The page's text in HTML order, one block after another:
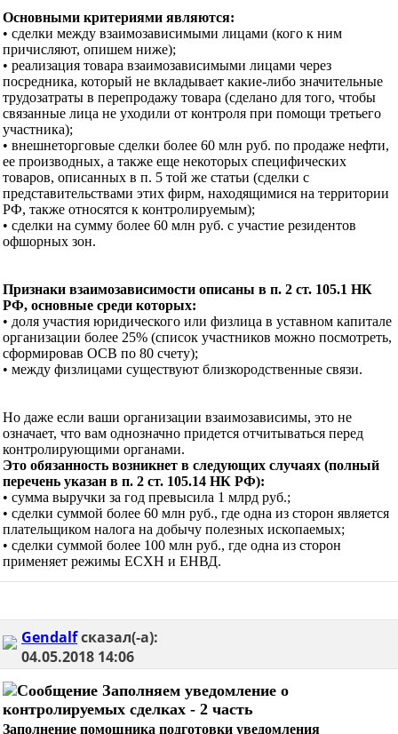
Основными критериями являются:
• сделки между взаимозависимыми лицами (кого к ним
причисляют, опишем ниже);
• реализация товара взаимозависимыми лицами через
посредника, который не вкладывает какие-либо значительные
трудозатраты в перепродажу товара (сделано для того, чтобы
связанные лица не уходили от контроля при помощи третьего
участника);
• внешнеторговые сделки более 60 млн руб. по продаже нефти,
ее производных, а также еще некоторых специфических
товаров, описанных в п. 5 той же статьи (сделки с
представительствами этих фирм, находящимися на территории
РФ, также относятся к контролируемым);
• сделки на сумму более 60 млн руб. с участие резидентов
офшорных зон.
Признаки взаимозависимости описаны в п. 2 ст. 105.1 НК
РФ, основные среди которых:
• доля участия юридического или физлица в уставном капитале
организации более 25% (список участников можно посмотреть,
сформировав ОСВ по 80 счету);
• между физлицами существуют близкородственные связи.
Но даже если ваши организации взаимозависимы, это не
означает, что вам однозначно придется отчитываться перед
контролирующими органами.
Это обязанность возникнет в следующих случаях (полный
перечень указан в п. 2 ст. 105.14 НК РФ):
• сумма выручки за год превысила 1 млрд руб.;
• сделки суммой более 60 млн руб., где одна из сторон является
плательщиком налога на добычу полезных ископаемых;
• сделки суммой более 100 млн руб., где одна из сторон
применяет режимы ЕСХН и ЕНВД.
Gendalfсказал(-а):
04.05.2018 14:06
Заполняем уведомление о
контролируемых сделках - 2 часть
Заполнение помощника подготовки уведомления